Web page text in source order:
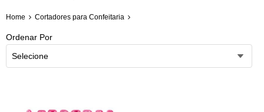
Home Cortadores para Confeitaria
Ordenar Por
Selecione